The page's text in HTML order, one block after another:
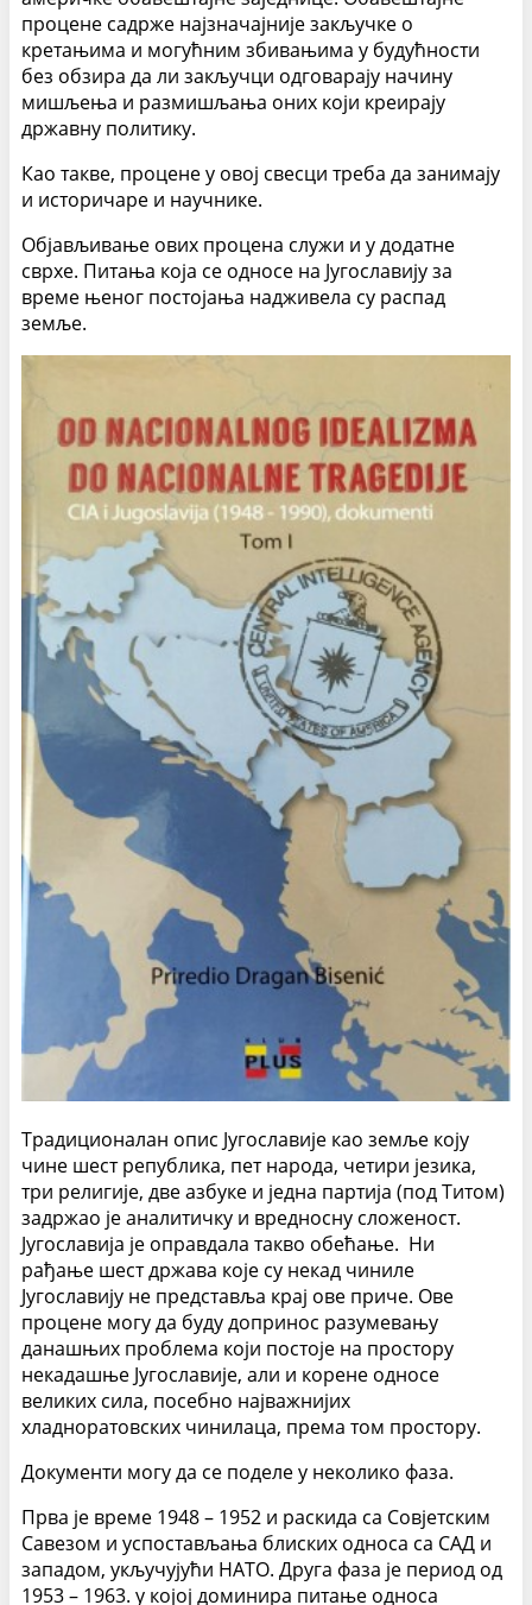
процене садрже најзначајније закључке о
кретањима и могућним збивањима у будућности
без обзира да ли закључци одговарају начину
мишљења и размишљања оних који креирају
државну политику.
Као такве, процене у овој свесци треба да занимају
и историчаре и научнике.
Објављивање ових процена служи и у додатне
сврхе. Питања која се односе на Југославију за
време њеног постојања надживела су распад
земље.
Традиционалан опис Југославије као земље коју
чине шест република, пет народа, четири језика,
три религије, две азбуке и једна партија (под Титом)
задржао је аналитичку и вредносну сложеност.
Југославија је оправдала такво обећање. Ни
рађање шест држава које су некад чиниле
Југославију не представља крај ове приче. Ове
процене могу да буду допринос разумевању
данашњих проблема који постоје на простору
некадашње Југославије, али и корене односе
великих сила, посебно најважнијих
хладноратовских чинилаца, према том простору.
Документи могу да се поделе у неколико фаза.
Прва је време 1948 – 1952 и раскида са Совјетским
Савезом и успостављања блиских односа са САД и
западом, укључујући НАТО. Друга фаза је период од
1953 – 1963. у којој доминира питање односа